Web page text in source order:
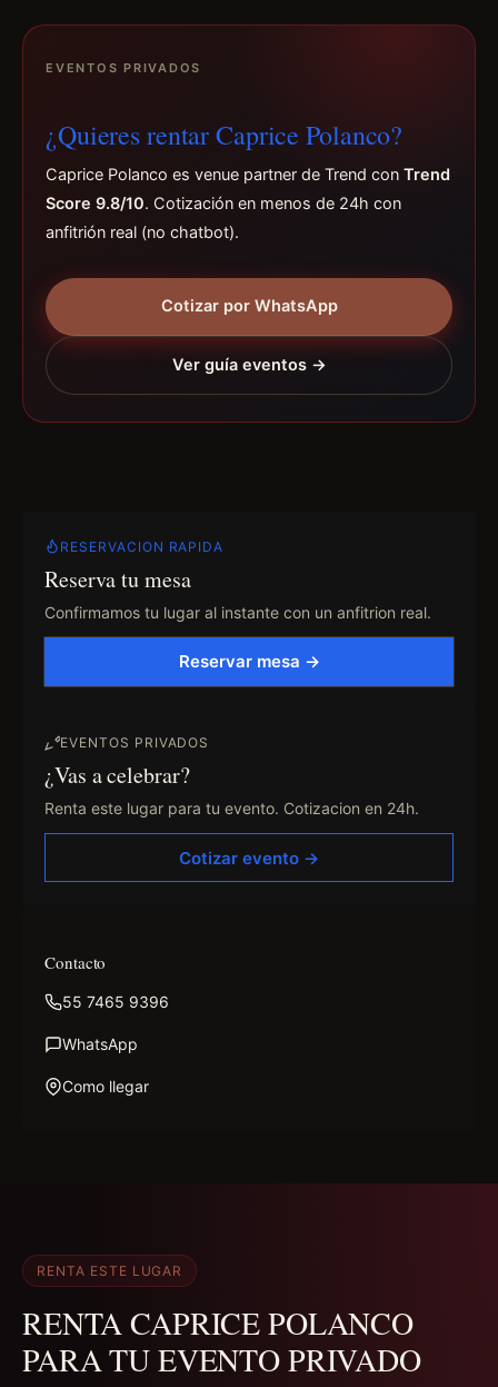
EVENTOS PRIVADOS
¿Quieres rentar Caprice Polanco?
Caprice Polanco es venue partner de Trend con Trend
Score 9.8/10. Cotización en menos de 24h con
anfitrión real (no chatbot).
Cotizar por WhatsApp
Ver guía eventos →
RESERVACION RAPIDA
Reserva tu mesa
Confirmamos tu lugar al instante con un anfitrion real.
Reservar mesa →
EVENTOS PRIVADOS
¿Vas a celebrar?
Renta este lugar para tu evento. Cotizacion en 24h.
Cotizar evento →
Contacto
55 7465 9396
WhatsApp
Como llegar
RENTA ESTE LUGAR
RENTA CAPRICE POLANCO
PARA TU EVENTO PRIVADO